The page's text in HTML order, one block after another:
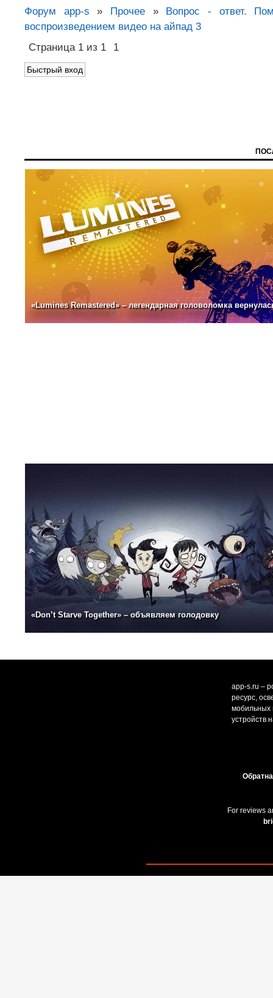
Форум app-s
» Прочее »
Вопрос - ответ.
воспроизведением видео на айпад 3
Страница 1 из 1 1
«Lumines Remastered» – легендарная головоломка
«Don’t Starve Together» – объявляем голодовку
app-s.ru –
ресурс,
мобильных
устройств
For reviews